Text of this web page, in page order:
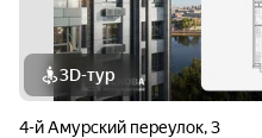
3D-тур
4-й Амурский переулок,3